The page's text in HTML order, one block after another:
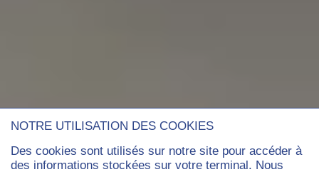
NOTRE UTILISATION DES COOKIES
Des cookies sont utilisés sur notre site pour accéder à
des informations stockées sur votre terminal. Nous